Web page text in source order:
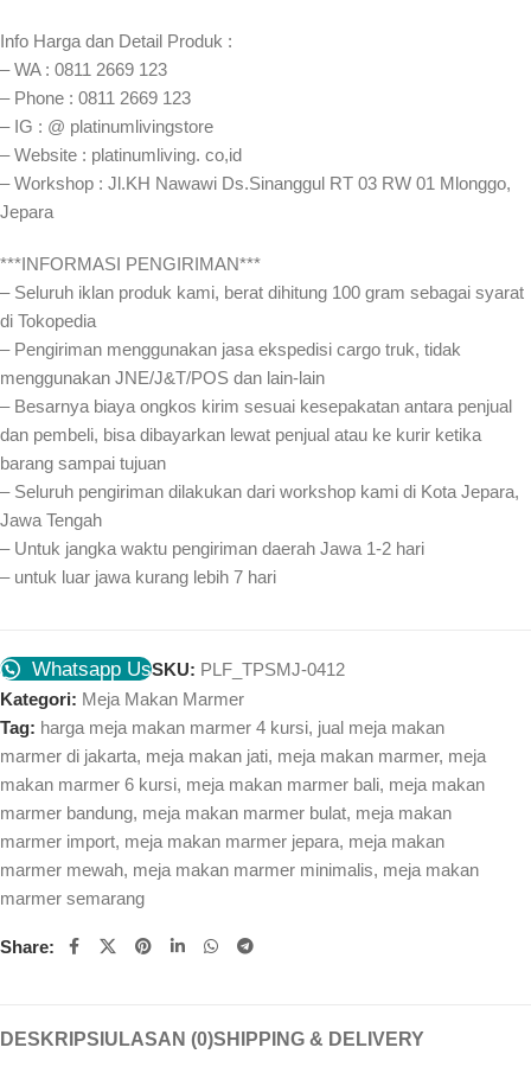
Info Harga dan Detail Produk :
– WA : 0811 2669 123
– Phone : 0811 2669 123
– IG : @ platinumlivingstore
– Website : platinumliving. co,id
– Workshop : Jl.KH Nawawi Ds.Sinanggul RT 03 RW 01 Mlonggo,
Jepara
***INFORMASI PENGIRIMAN***
– Seluruh iklan produk kami, berat dihitung 100 gram sebagai syarat
di Tokopedia
– Pengiriman menggunakan jasa ekspedisi cargo truk, tidak
menggunakan JNE/J&T/POS dan lain-lain
– Besarnya biaya ongkos kirim sesuai kesepakatan antara penjual
dan pembeli, bisa dibayarkan lewat penjual atau ke kurir ketika
barang sampai tujuan
– Seluruh pengiriman dilakukan dari workshop kami di Kota Jepara,
Jawa Tengah
– Untuk jangka waktu pengiriman daerah Jawa 1-2 hari
– untuk luar jawa kurang lebih 7 hari
Whatsapp UsSKU: PLF_TPSMJ-0412
Kategori: Meja Makan Marmer
Tag: harga meja makan marmer 4 kursi, jual meja makan
marmer di jakarta, meja makan jati, meja makan marmer, meja
makan marmer 6 kursi, meja makan marmer bali, meja makan
marmer bandung, meja makan marmer bulat, meja makan
marmer import, meja makan marmer jepara, meja makan
marmer mewah, meja makan marmer minimalis, meja makan
marmer semarang
Share:
DESKRIPSI ULASAN (0)SHIPPING & DELIVERY